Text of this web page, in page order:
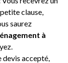
clause,
saurez
à
devis accepté,